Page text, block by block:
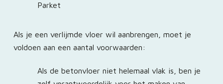
Parket
Als je een verlijmde vloer wil aanbrengen, moet je
voldoen aan een aantal voorwaarden:
Als de betonvloer niet helemaal vlak is, ben je